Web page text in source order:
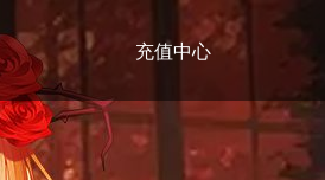
充值中心